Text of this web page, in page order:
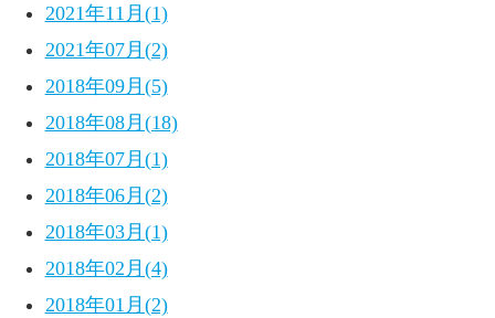
2021年11月(1)
2021年07月(2)
2018年09月(5)
2018年08月(18)
2018年07月(1)
2018年06月(2)
2018年03月(1)
2018年02月(4)
2018年01月(2)